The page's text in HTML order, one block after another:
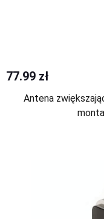
77.99 zł
Antena